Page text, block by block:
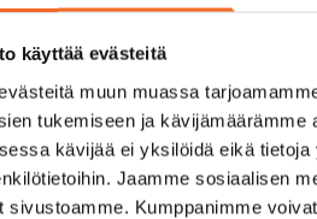
käyttää evästeitä
muun muassa
tukemiseen ja
kävijää ei yksilöidä eikä
Jaamme sosiaalisen
sivustoamme. Kumppanimme
Vuokraan sisältyy 50 M
hankkia lisänopeutta etuhintaan
yhteyttä operaattoriin Telia.
Kyllä